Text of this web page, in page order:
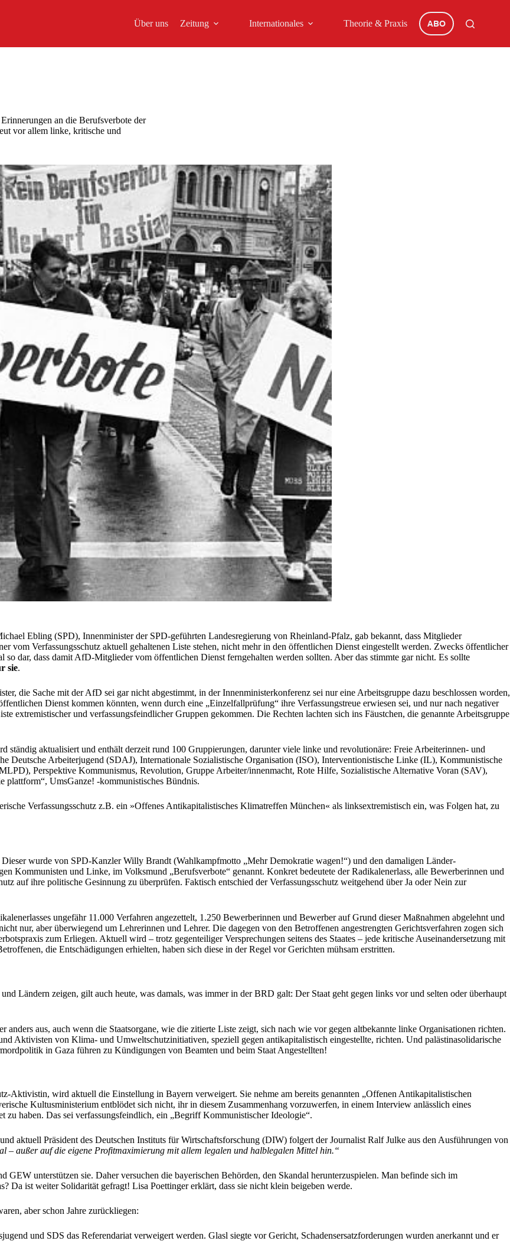
Über uns Zeitung Internationales Theorie & Praxis ABO
an die Berufsverbote der
vor allem linke, kritische und
Ebling (SPD), Innenminister der SPD-geführten Landesregierung von Rheinland-Pfalz, gab bekannt, dass Mitglieder
vom Verfassungsschutz aktuell gehaltenen Liste stehen, nicht mehr in den öffentlichen Dienst eingestellt werden. Zwecks öffentlicher
so dar, dass damit AfD-Mitglieder vom öffentlichen Dienst ferngehalten werden sollten. Aber das stimmte gar nicht. Es sollte
sie.
die Sache mit der AfD sei gar nicht abgestimmt, in der Innenministerkonferenz sei nur eine Arbeitsgruppe dazu beschlossen worden,
Dienst kommen könnten, wenn durch eine „Einzelfallprüfung“ ihre Verfassungstreue erwiesen sei, und nur nach negativer
extremistischer und verfassungsfeindlicher Gruppen gekommen. Die Rechten lachten sich ins Fäustchen, die genannte Arbeitsgruppe
ständig aktualisiert und enthält derzeit rund 100 Gruppierungen, darunter viele linke und revolutionäre: Freie Arbeiterinnen- und
Deutsche Arbeiterjugend (SDAJ), Internationale Sozialistische Organisation (ISO), Interventionistische Linke (IL), Kommunistische
Perspektive Kommunismus, Revolution, Gruppe Arbeiter/innenmacht, Rote Hilfe, Sozialistische Alternative Voran (SAV),
plattform“, UmsGanze! -kommunistisches Bündnis.
Verfassungsschutz z.B. ein »Offenes Antikapitalistisches Klimatreffen München« als linksextremistisch ein, was Folgen hat, zu
wurde von SPD-Kanzler Willy Brandt (Wahlkampfmotto „Mehr Demokratie wagen!“) und den damaligen Länder-
Kommunisten und Linke, im Volksmund „Berufsverbote“ genannt. Konkret bedeutete der Radikalenerlass, alle Bewerberinnen und
auf ihre politische Gesinnung zu überprüfen. Faktisch entschied der Verfassungsschutz weitgehend über Ja oder Nein zur
ungefähr 11.000 Verfahren angezettelt, 1.250 Bewerberinnen und Bewerber auf Grund dieser Maßnahmen abgelehnt und
nur, aber überwiegend um Lehrerinnen und Lehrer. Die dagegen von den Betroffenen angestrengten Gerichtsverfahren zogen sich
zum Erliegen. Aktuell wird – trotz gegenteiliger Versprechungen seitens des Staates – jede kritische Auseinandersetzung mit
die Entschädigungen erhielten, haben sich diese in der Regel vor Gerichten mühsam erstritten.
Ländern zeigen, gilt auch heute, was damals, was immer in der BRD galt: Der Staat geht gegen links vor und selten oder überhaupt
aus, auch wenn die Staatsorgane, wie die zitierte Liste zeigt, sich nach wie vor gegen altbekannte linke Organisationen richten.
Aktivisten von Klima- und Umweltschutzinitiativen, speziell gegen antikapitalistisch eingestellte, richten. Und palästinasolidarische
in Gaza führen zu Kündigungen von Beamten und beim Staat Angestellten!
Aktivistin, wird aktuell die Einstellung in Bayern verweigert. Sie nehme am bereits genannten „Offenen Antikapitalistischen
Kultusministerium entblödet sich nicht, ihr in diesem Zusammenhang vorzuwerfen, in einem Interview anlässlich eines
haben. Das sei verfassungsfeindlich, ein „Begriff Kommunistischer Ideologie“.
aktuell Präsident des Deutschen Instituts für Wirtschaftsforschung (DIW) folgert der Journalist Ralf Julke aus den Ausführungen von
– außer auf die eigene Profitmaximierung mit allem legalen und halblegalen Mittel hin.“
unterstützen sie. Daher versuchen die bayerischen Behörden, den Skandal herunterzuspielen. Man befinde sich im
Da ist weiter Solidarität gefragt! Lisa Poettinger erklärt, dass sie nicht klein beigeben werde.
aber schon Jahre zurückliegen:
und SDS das Referendariat verweigert werden. Glasl siegte vor Gericht, Schadensersatzforderungen wurden anerkannt und er